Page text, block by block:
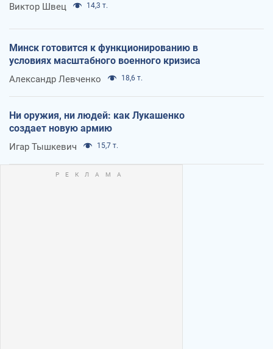
Виктор Швец 14,3 т.
Минск готовится к функционированию в
условиях масштабного военного кризиса
Александр Левченко 18,6 т.
Ни оружия, ни людей: как Лукашенко
создает новую армию
Игар Тышкевич 15,7 т.